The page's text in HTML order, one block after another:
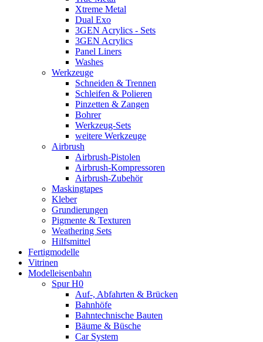
Xtreme Metal
Dual Exo
3GEN Acrylics - Sets
3GEN Acrylics
Panel Liners
Washes
Werkzeuge
Schneiden & Trennen
Schleifen & Polieren
Pinzetten & Zangen
Bohrer
Werkzeug-Sets
weitere Werkzeuge
Airbrush
Airbrush-Pistolen
Airbrush-Kompressoren
Airbrush-Zubehör
Maskingtapes
Kleber
Grundierungen
Pigmente & Texturen
Weathering Sets
Hilfsmittel
Fertigmodelle
Vitrinen
Modelleisenbahn
Spur H0
Auf-, Abfahrten & Brücken
Bahnhöfe
Bahntechnische Bauten
Bäume & Büsche
Car System